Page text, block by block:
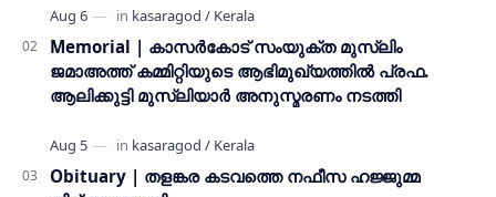
മകളാണ് ● വിവരമറിഞ്ഞ് ജനപ്ര…
Memorial | കാസർകോട് സംയുക്ത മുസ്ലിം
ജമാഅത്ത് കമ്മിറ്റിയുടെ ആഭിമുഖ്യത്തിൽ പ്രഫ.
ആലിക്കുട്ടി മുസ്ലിയാർ അനുസ്മരണം നടത്തി
Obituary | തളങ്കര കടവത്തെ നഫീസ ഹജ്ജുമ്മ